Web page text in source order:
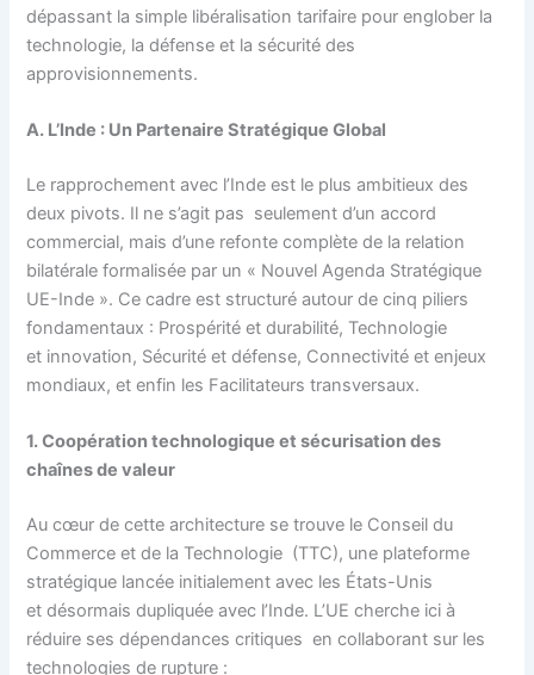
dépassant la simple libéralisation tarifaire pour englober la
technologie, la défense et la sécurité des
approvisionnements.
A. L’Inde : Un Partenaire Stratégique Global
Le rapprochement avec l’Inde est le plus ambitieux des
deux pivots. Il ne s’agit pas seulement d’un accord
commercial, mais d’une refonte complète de la relation
bilatérale formalisée par un « Nouvel Agenda Stratégique
UE-Inde ». Ce cadre est structuré autour de cinq piliers
fondamentaux : Prospérité et durabilité, Technologie
et innovation, Sécurité et défense, Connectivité et enjeux
mondiaux, et enfin les Facilitateurs transversaux.
1. Coopération technologique et sécurisation des
chaînes de valeur
Au cœur de cette architecture se trouve le Conseil du
Commerce et de la Technologie (TTC), une plateforme
stratégique lancée initialement avec les États-Unis
et désormais dupliquée avec l’Inde. L’UE cherche ici à
réduire ses dépendances critiques en collaborant sur les
technologies de rupture :